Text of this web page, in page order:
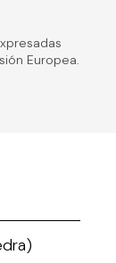
Europea.